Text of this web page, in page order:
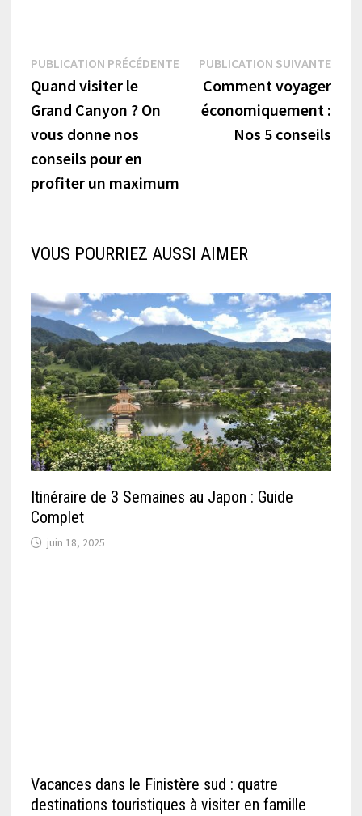
Navigation
de
l’article
PUBLICATION PRÉCÉDENTEPublication
précédente :
Quand visiter le
Grand Canyon ? On
vous donne nos
conseils pour en
profiter un maximum
PUBLICATION SUIVANTE
Comment voyager
économiquement :
Nos 5 conseils
VOUS POURRIEZ AUSSI AIMER
Itinéraire de 3 Semaines au Japon : Guide
Complet
juin 18, 2025
Vacances dans le Finistère sud : quatre
destinations touristiques à visiter en famille